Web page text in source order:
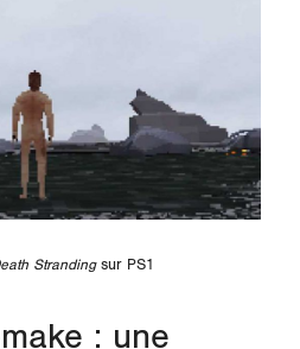
Stranding sur PS1
: une